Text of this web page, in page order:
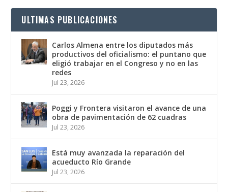
ULTIMAS PUBLICACIONES
Carlos Almena entre los diputados más
productivos del oficialismo: el puntano que
eligió trabajar en el Congreso y no en las
redes
Jul 23, 2026
Poggi y Frontera visitaron el avance de una
obra de pavimentación de 62 cuadras
Jul 23, 2026
Está muy avanzada la reparación del
acueducto Río Grande
Jul 23, 2026